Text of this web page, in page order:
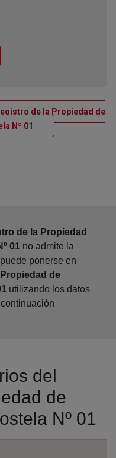
de la Propiedad de
Nº 01
Ventana nueva
de la Propiedad
01 no admite la
ponerse en
de
utilizando los datos
del
de
Nº 01